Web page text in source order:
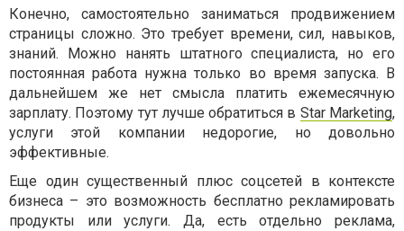
Конечно, самостоятельно заниматься продвижением
страницы сложно. Это требует времени, сил, навыков,
знаний. Можно нанять штатного специалиста, но его
постоянная работа нужна только во время запуска. В
дальнейшем же нет смысла платить ежемесячную
зарплату. Поэтому тут лучше обратиться в Star Marketing,
услуги этой компании недорогие, но довольно
эффективные.
Еще один существенный плюс соцсетей в контексте
бизнеса – это возможность бесплатно рекламировать
продукты или услуги. Да, есть отдельно реклама,